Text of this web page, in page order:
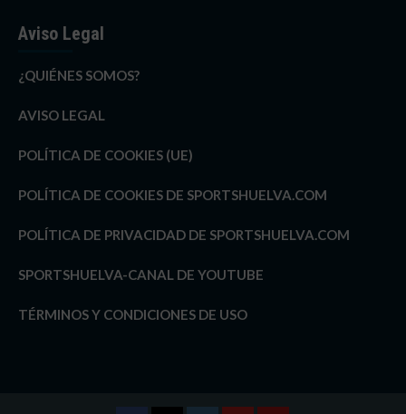
Aviso Legal
¿QUIÉNES SOMOS?
AVISO LEGAL
POLÍTICA DE COOKIES (UE)
POLÍTICA DE COOKIES DE SPORTSHUELVA.COM
POLÍTICA DE PRIVACIDAD DE SPORTSHUELVA.COM
SPORTSHUELVA-CANAL DE YOUTUBE
TÉRMINOS Y CONDICIONES DE USO